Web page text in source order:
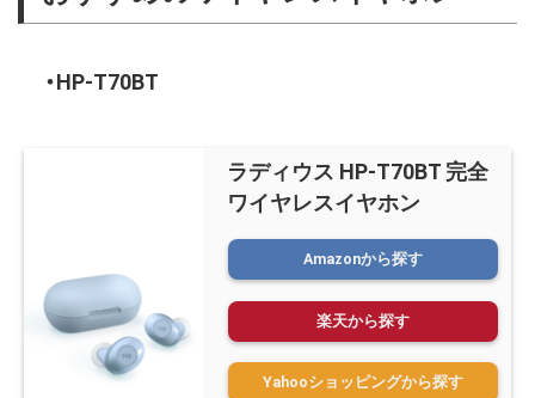
HP-T70BT
ラディウス HP-T70BT 完全
ワイヤレスイヤホン
Amazonから探す
楽天から探す
Yahooショッピングから探す